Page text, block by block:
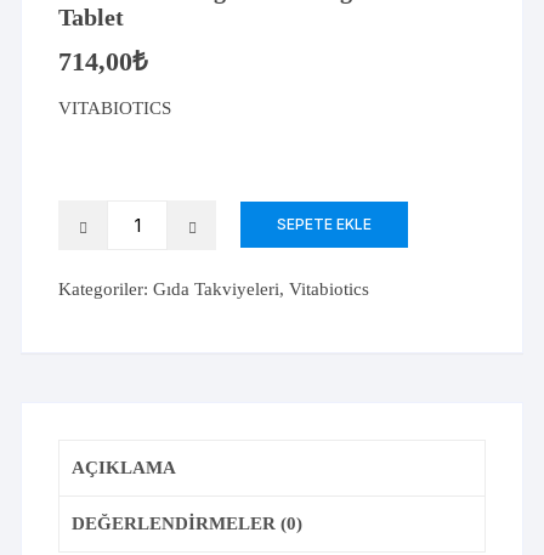
Tablet
714,00₺
VITABIOTICS
30
SEPETE EKLE
Kategoriler:Gıda Takviyeleri,Vitabiotics
AÇIKLAMA
DEĞERLENDIRMELER (0)